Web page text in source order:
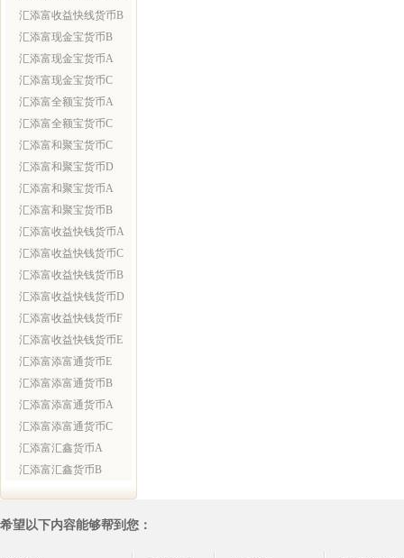
汇添富收益快线货币B
汇添富现金宝货币B
汇添富现金宝货币A
汇添富现金宝货币C
汇添富全额宝货币A
汇添富全额宝货币C
汇添富和聚宝货币C
汇添富和聚宝货币D
汇添富和聚宝货币A
汇添富和聚宝货币B
汇添富收益快钱货币A
汇添富收益快钱货币C
汇添富收益快钱货币B
汇添富收益快钱货币D
汇添富收益快钱货币F
汇添富收益快钱货币E
汇添富添富通货币E
汇添富添富通货币B
汇添富添富通货币A
汇添富添富通货币C
汇添富汇鑫货币A
汇添富汇鑫货币B
希望以下内容能够帮到您：